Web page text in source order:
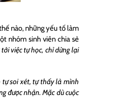
nào, những yếu tố làm
nhóm sinh viên chia sẻ
việc tự học, chỉ dừng lại
tự soi xét, tự thấy là mình
được nhận. Mặc dù cuộc